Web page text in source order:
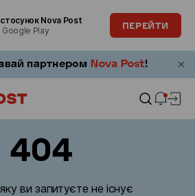
Nova Post
Google Play
ПЕРЕЙТИ
404
ви запитуєте не існує